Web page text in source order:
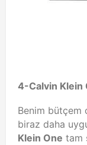
4-Calvin Klein
Benim bütçem
biraz daha
Klein One tam